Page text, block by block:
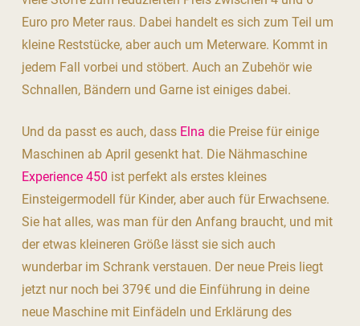
Euro pro Meter raus. Dabei handelt es sich zum Teil um
kleine Reststücke, aber auch um Meterware. Kommt in
jedem Fall vorbei und stöbert. Auch an Zubehör wie
Schnallen, Bändern und Garne ist einiges dabei.
Und da passt es auch, dass Elna die Preise für einige
Maschinen ab April gesenkt hat. Die Nähmaschine
Experience 450 ist perfekt als erstes kleines
Einsteigermodell für Kinder, aber auch für Erwachsene.
Sie hat alles, was man für den Anfang braucht, und mit
der etwas kleineren Größe lässt sie sich auch
wunderbar im Schrank verstauen. Der neue Preis liegt
jetzt nur noch bei 379€ und die Einführung in deine
neue Maschine mit Einfädeln und Erklärung des